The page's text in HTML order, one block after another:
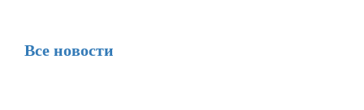
Все новости